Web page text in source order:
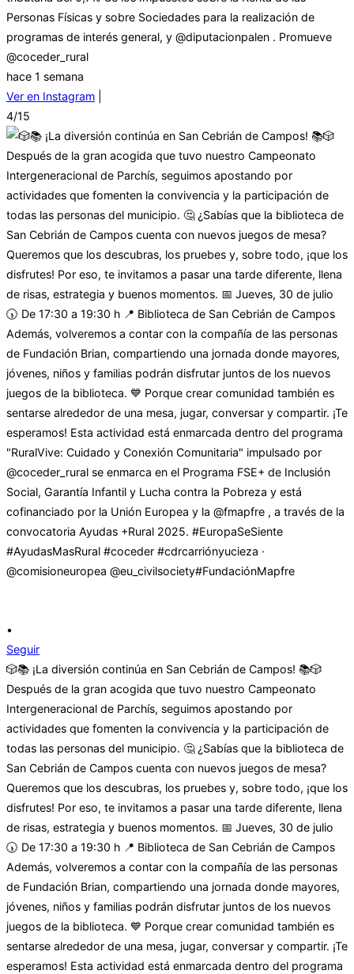
Personas Físicas y sobre Sociedades para la realización de
programas de interés general, y @diputacionpalen . Promueve
@coceder_rural
hace 1 semana
Ver en Instagram
4/15
•
Seguir
🎲📚 ¡La diversión continúa en San Cebrián de Campos! 📚🎲
Después de la gran acogida que tuvo nuestro Campeonato
Intergeneracional de Parchís, seguimos apostando por
actividades que fomenten la convivencia y la participación de
todas las personas del municipio. 🤔 ¿Sabías que la biblioteca de
San Cebrián de Campos cuenta con nuevos juegos de mesa?
Queremos que los descubras, los pruebes y, sobre todo, ¡que los
disfrutes! Por eso, te invitamos a pasar una tarde diferente, llena
de risas, estrategia y buenos momentos. 📅 Jueves, 30 de julio
🕠 De 17:30 a 19:30 h 📍 Biblioteca de San Cebrián de Campos
Además, volveremos a contar con la compañía de las personas
de Fundación Brian, compartiendo una jornada donde mayores,
jóvenes, niños y familias podrán disfrutar juntos de los nuevos
juegos de la biblioteca. 💙 Porque crear comunidad también es
sentarse alrededor de una mesa, jugar, conversar y compartir. ¡Te
esperamos! Esta actividad está enmarcada dentro del programa